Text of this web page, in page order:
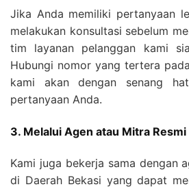
Jika Anda memiliki pertanyaan
melakukan konsultasi sebelum
tim layanan pelanggan kami
Hubungi nomor yang tertera
kami akan dengan senang
pertanyaan Anda.
3. Melalui Agen atau Mitra Resmi
Kami juga bekerja sama dengan
di Daerah Bekasi yang dapat